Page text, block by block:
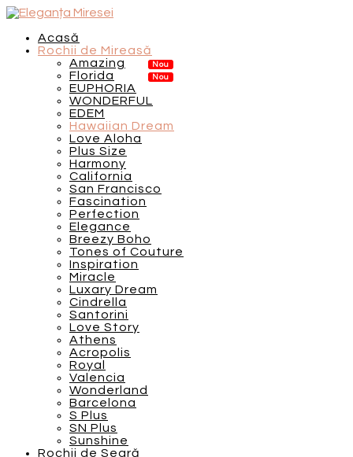
Acasă
Rochii de Mireasă
Amazing
Florida
EUPHORIA
WONDERFUL
EDEM
Hawaiian Dream
Love Aloha
Plus Size
Harmony
California
San Francisco
Fascination
Perfection
Elegance
Breezy Boho
Tones of Couture
Inspiration
Miracle
Luxary Dream
Cindrella
Santorini
Love Story
Athens
Acropolis
Royal
Valencia
Wonderland
Barcelona
S Plus
SN Plus
Sunshine
Rochii de Seară